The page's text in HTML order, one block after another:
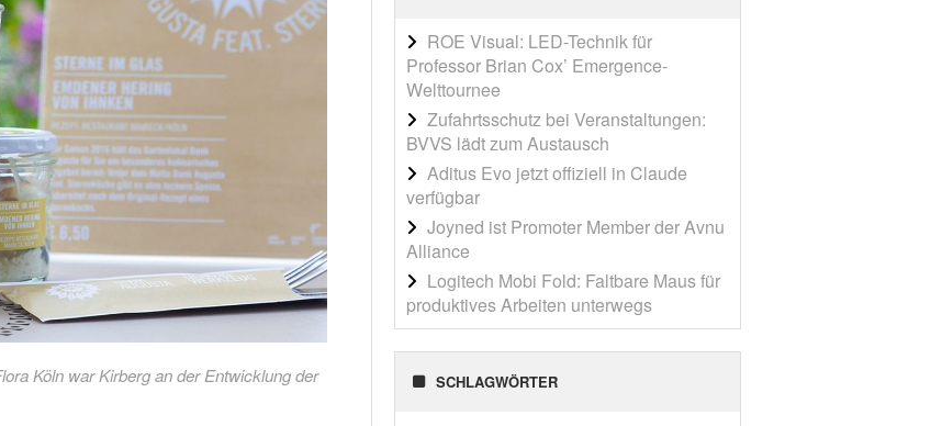
Köln war Kirberg an der Entwicklung der
ROE Visual: LED-Technik für
Professor Brian Cox’ Emergence-
Welttournee
Zufahrtsschutz bei Veranstaltungen:
BVVS lädt zum Austausch
Aditus Evo jetzt offiziell in Claude
verfügbar
Joyned ist Promoter Member der Avnu
Alliance
Logitech Mobi Fold: Faltbare Maus für
produktives Arbeiten unterwegs
SCHLAGWÖRTER